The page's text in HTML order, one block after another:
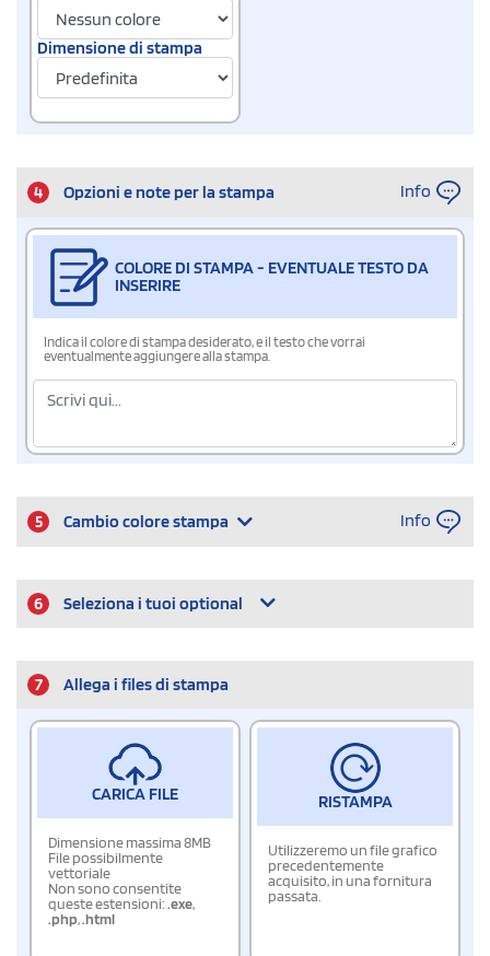
Dimensione di stampa
4 Opzioni e note per la stampa Info
COLORE DI STAMPA - EVENTUALE TESTO DA
INSERIRE
Indica il colore di stampa desiderato, e il testo che vorrai
eventualmente aggiungere alla stampa.
5 Cambio colore stampa Info
6 Seleziona i tuoi optional
7 Allega i files di stampa
CARICA FILE
Dimensione massima 8MB
File possibilmente
vettoriale
Non sono consentite
queste estensioni:.exe,
.php,.html
RISTAMPA
Utilizzeremo un file grafico
precedentemente
acquisito, in una fornitura
passata.